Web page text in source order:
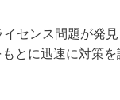
センス問題が発
とに迅速に対策を